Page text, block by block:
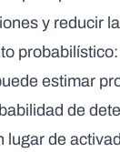
y reducir
probabilístico:
estimar
de
lugar de